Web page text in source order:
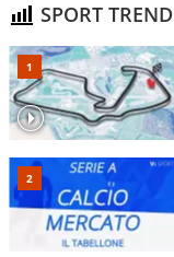
SPORT TREND